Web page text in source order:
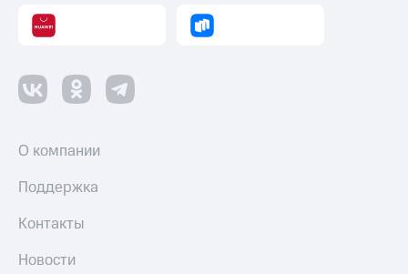
О компании
Поддержка
Контакты
Новости